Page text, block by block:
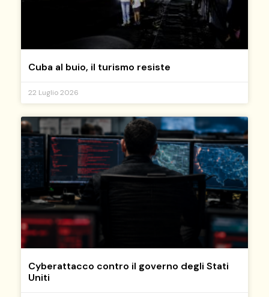
Cuba al buio, il turismo resiste
22 Luglio 2026
Cyberattacco contro il governo degli Stati
Uniti